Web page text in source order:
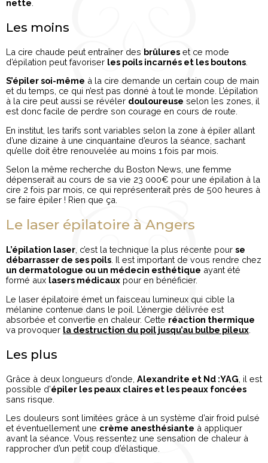
nette
Les moins
La cire chaude peut entraîner des brûlures et ce mode
d’épilation peut favoriser les poils incarnés et les boutons
S’épiler soi-même à la cire demande un certain coup de main
et du temps, ce qui n’est pas donné à tout le monde. L’épilation
à la cire peut aussi se révéler douloureuse selon les zones, il
est donc facile de perdre son courage en cours de route.
En institut, les tarifs sont variables selon la zone à épiler allant
d’une dizaine à une cinquantaine d’euros la séance, sachant
qu’elle doit être renouvelée au moins 1 fois par mois.
Selon la même recherche du Boston News, une femme
dépenserait au cours de sa vie 23 000€ pour une épilation à la
cire 2 fois par mois, ce qui représenterait près de 500 heures à
se faire épiler ! Rien que ça.
Le laser épilatoire à Angers
L’épilation laser , c’est la technique la plus récente pour se
débarrasser de ses poils . Il est important de vous rendre chez
un dermatologue ou un médecin esthétique ayant été
formé aux lasers médicaux pour en bénéficier.
Le laser épilatoire émet un faisceau lumineux qui cible la
mélanine contenue dans le poil. L’énergie délivrée est
absorbée et convertie en chaleur. Cette réaction thermique
va provoquer la destruction du poil jusqu’au bulbe pileux
Les plus
Grâce à deux longueurs d’onde, Alexandrite et Nd :YAG , il est
possible d’épiler les peaux claires et les peaux foncées
sans risque.
Les douleurs sont limitées grâce à un système d’air froid pulsé
et éventuellement une crème anesthésiante à appliquer
avant la séance. Vous ressentez une sensation de chaleur à
rapprocher d’un petit coup d’élastique.